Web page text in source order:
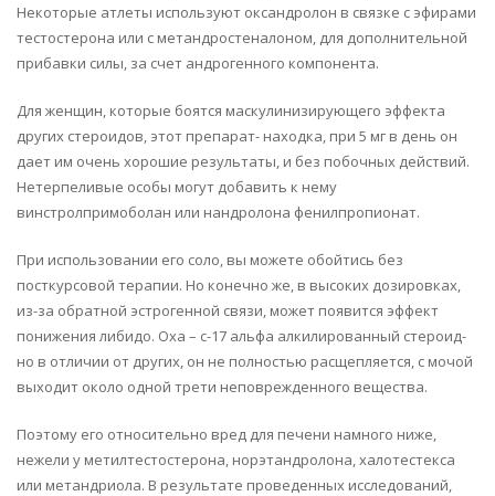
Некоторые атлеты используют оксандролон в связке с эфирами
тестостерона или с метандростеналоном, для дополнительной
прибавки силы, за счет андрогенного компонента.
Для женщин, которые боятся маскулинизирующего эффекта
других стероидов, этот препарат- находка, при 5 мг в день он
дает им очень хорошие результаты, и без побочных действий.
Нетерпеливые особы могут добавить к нему
винстролпримоболан или нандролона фенилпропионат.
При использовании его соло, вы можете обойтись без
посткурсовой терапии. Но конечно же, в высоких дозировках,
из-за обратной эстрогенной связи, может появится эффект
понижения либидо. Oxa – с-17 альфа алкилированный стероид-
но в отличии от других, он не полностью расщепляется, с мочой
выходит около одной трети неповрежденного вещества.
Поэтому его относительно вред для печени намного ниже,
нежели у метилтестостерона, норэтандролона, халотестекса
или метандриола. В результате проведенных исследований,